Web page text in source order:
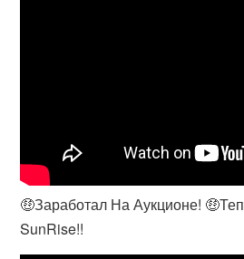
🤑Заработал На Аукционе!
SunRise!!